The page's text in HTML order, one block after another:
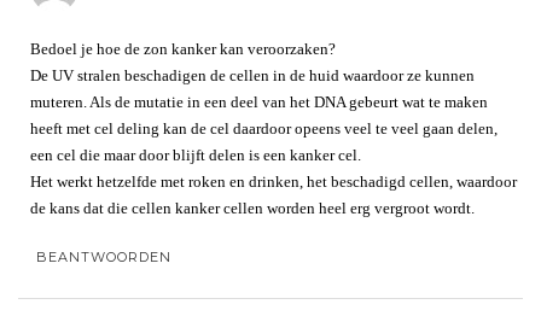
Bedoel je hoe de zon kanker kan veroorzaken?
De UV stralen beschadigen de cellen in de huid waardoor ze kunnen
muteren. Als de mutatie in een deel van het DNA gebeurt wat te maken
heeft met cel deling kan de cel daardoor opeens veel te veel gaan delen,
een cel die maar door blijft delen is een kanker cel.
Het werkt hetzelfde met roken en drinken, het beschadigd cellen, waardoor
de kans dat die cellen kanker cellen worden heel erg vergroot wordt.
BEANTWOORDEN